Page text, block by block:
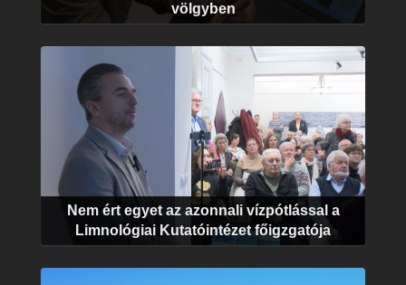
völgyben
Nem ért egyet az azonnali vízpótlással a
Limnológiai Kutatóintézet főigzgatója